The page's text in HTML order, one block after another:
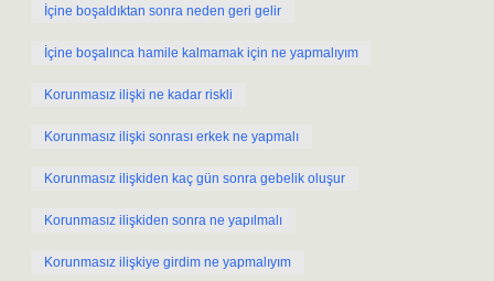
İçine boşaldıktan sonra neden geri gelir
İçine boşalınca hamile kalmamak için ne yapmalıyım
Korunmasız ilişki ne kadar riskli
Korunmasız ilişki sonrası erkek ne yapmalı
Korunmasız ilişkiden kaç gün sonra gebelik oluşur
Korunmasız ilişkiden sonra ne yapılmalı
Korunmasız ilişkiye girdim ne yapmalıyım